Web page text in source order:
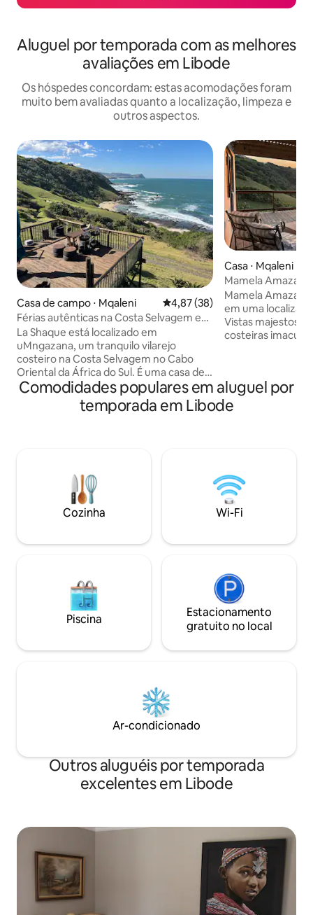
Aluguel por temporada com as melhores
avaliações em Libode
Os hóspedes concordam: estas acomodações foram
muito bem avaliadas quanto a localização, limpeza e
outros aspectos.
Casa de campo ⋅ Mqaleni 4,87 de uma avaliação média
4,87 (38)
Férias autênticas na Costa Selvagem em
La Shaque
La Shaque está localizado em
uMngazana, um tranquilo vilarejo
costeiro na Costa Selvagem no Cabo
Oriental da África do Sul. É uma casa de
campo de férias rústica que foi
construída à mão com a ajuda de Wilson
& Ivy (que trabalha na casa de campo
pesca, caminhadas em caminhos
costeiros, piscina de rochas, relaxar no
deck ou cochilar à tarde. Por favor leia o
anúncio com atenção e na íntegra antes
Casa ⋅ Mqaleni
Mamela Amaza
Mamela Amaza é
em uma
Vistas
costeiras
uma
segura e
é o paraíso para
desacelere e
família e amigos.
Comodidades populares em aluguel por
temporada em Libode
Cozinha Wi-Fi
Piscina
Estacionamento
gratuito no local
Ar-condicionado
Outros aluguéis por temporada
excelentes em Libode